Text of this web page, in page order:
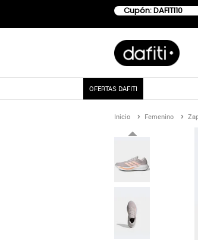
Cupón: DAFITI10
OFERTAS DAFITI
Inicio Femenino